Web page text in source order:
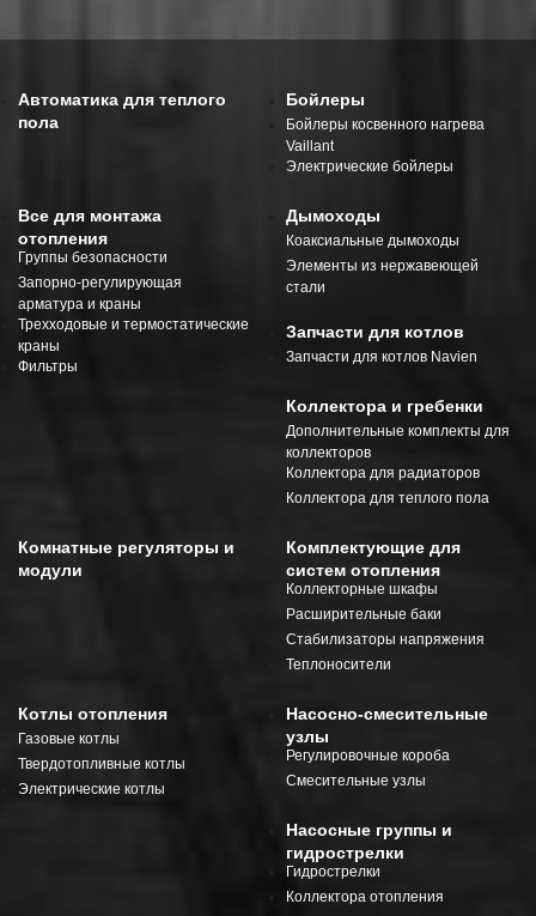
Автоматика для теплого
пола
Бойлеры
Бойлеры косвенного нагрева
Vaillant
Электрические бойлеры
Все для монтажа
отопления
Группы безопасности
Запорно-регулирующая
арматура и краны
Трехходовые и термостатические
краны
Фильтры
Дымоходы
Коаксиальные дымоходы
Элементы из нержавеющей
стали
Запчасти для котлов
Запчасти для котлов Navien
Коллектора и гребенки
Дополнительные комплекты для
коллекторов
Коллектора для радиаторов
Коллектора для теплого пола
Комнатные регуляторы и
модули
Комплектующие для
систем отопления
Коллекторные шкафы
Расширительные баки
Стабилизаторы напряжения
Теплоносители
Котлы отопления
Газовые котлы
Твердотопливные котлы
Электрические котлы
Насосно-смесительные
узлы
Регулировочные короба
Смесительные узлы
Насосные группы и
гидрострелки
Гидрострелки
Коллектора отопления